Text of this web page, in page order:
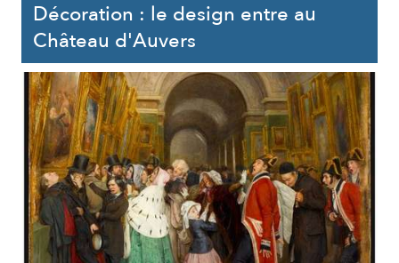
Décoration : le design entre au
Château d'Auvers